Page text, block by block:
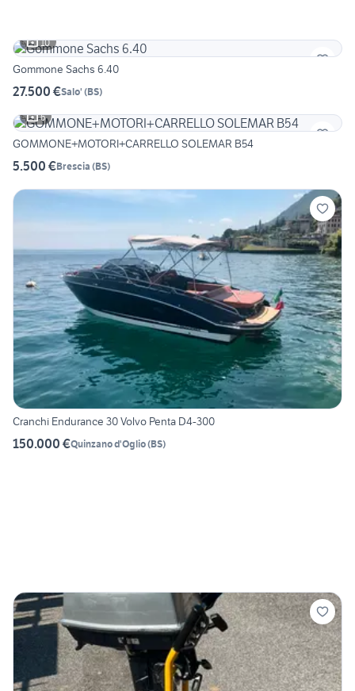
10
Gommone Sachs 6.40
27.500 €Salo' (BS)
6
GOMMONE+MOTORI+CARRELLO SOLEMAR B54
5.500 €Brescia (BS)
Cranchi Endurance 30 Volvo Penta D4-300
150.000 €Quinzano d'Oglio(BS)